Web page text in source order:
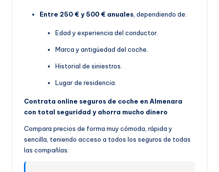
Entre 250 € y 500 € anuales , dependiendo de:
Edad y experiencia del conductor.
Marca y antigüedad del coche.
Historial de siniestros.
Lugar de residencia.
Contrata online seguros de coche en Almenara
con total seguridad y ahorra mucho dinero
Compara precios de forma muy cómoda, rápida y
sencilla, teniendo acceso a todos los seguros de todas
las compañías: